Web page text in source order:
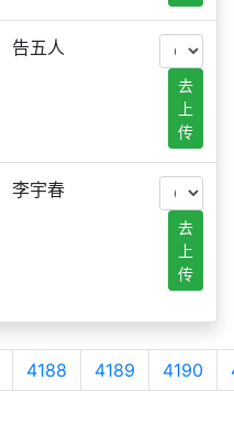
告五人
去
上
传
李宇春
去
上
传
4188 4189 4190